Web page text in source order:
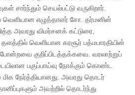
சார்ந்தும் செயல்பட்டு வருகிறார்.
வெளியான எழுத்தாளர் சோ. தர்மனின்
அவரது விமர்சனக் கட்டுரை,
வெளியான கரசூர் பத்மபாரதியின்
குறிப்பிடத்தக்கவை. வரலாற்றுப்
பகுப்பாய்வு நோக்கும் கொண்ட
மிக நேர்த்தியானது. அவரது தொடர்
அவற்றில் தொடர்ந்து